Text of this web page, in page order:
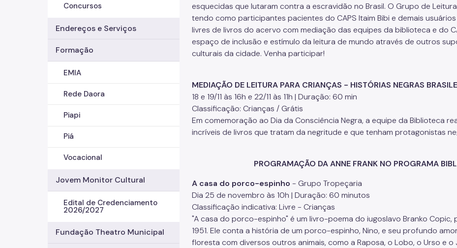
Concursos
Endereços e Serviços
Formação
EMIA
Rede Daora
Piapi
Piá
Vocacional
Jovem Monitor Cultural
Edital de Credenciamento
2026/2027
Fundação Theatro Municipal
esquecidas que lutaram contra a escravidão no Brasil. O Grupo de
tendo como participantes pacientes do CAPS Itaim Bibi e demais
livres de livros do acervo com mediação das equipes da biblioteca e do
espaço de inclusão e estímulo da leitura de mundo através de outros
culturais da cidade. Venha participar!
MEDIAÇÃO DE LEITURA PARA CRIANÇAS - HISTÓRIAS NEGRAS
18 e 19/11 às 16h e 22/11 às 11h | Duração: 60 min
Classificação: Crianças / Grátis
Em comemoração ao Dia da Consciência Negra, a equipe da Biblioteca
incríveis de livros que tratam da negritude e que tenham protagonistas
PROGRAMAÇÃO DA ANNE FRANK NO PROGRAMA
A casa do porco-espinho - Grupo Tropeçaria
Dia 25 de novembro às 10h | Duração: 60 minutos
Classificação indicativa: Livre - Crianças
"A casa do porco-espinho" é um livro-poema do iugoslavo Branko Copic,
1951. Ele conta a história de um porco-espinho, Nino, e seu profundo
floresta com diversos outros animais, como a Raposa, o Lobo, o Urso e